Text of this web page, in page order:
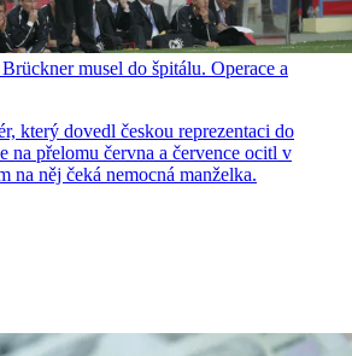
musel do špitálu. Operace a
který dovedl českou reprezentaci do
na přelomu června a července ocitl v
na něj čeká nemocná manželka.